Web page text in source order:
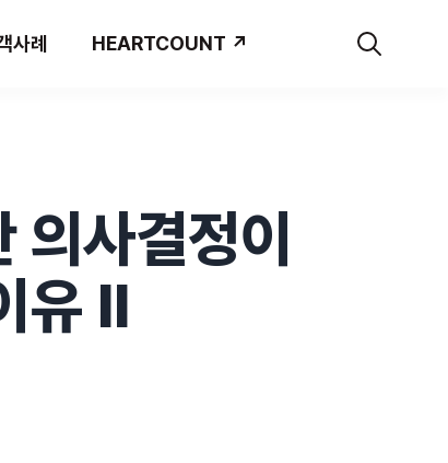
사례 HEARTCOUNT ↗
의사결정이
유 II